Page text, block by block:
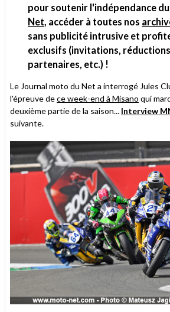
pour soutenir l'indépendance du
Net, accéder à toutes nos
sans publicité intrusive et
exclusifs (invitations, réductions
partenaires, etc.) !
Le Journal moto du Net a interrogé Jules
l'épreuve dece week-end à Misano qui
deuxième partie de la saison... Interview
suivante.